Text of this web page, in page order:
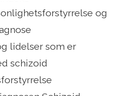
og
lidelser som er
schizoid